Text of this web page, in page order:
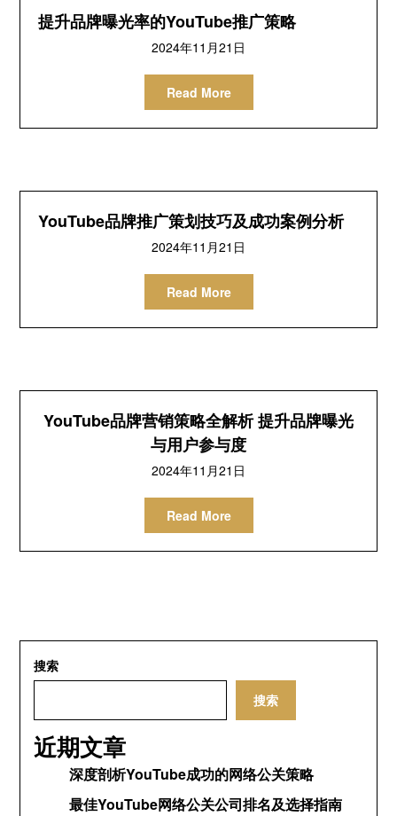
提升品牌曝光率的YouTube推广策略
2024年11月21日
Read More
YouTube品牌推广策划技巧及成功案例分析
2024年11月21日
Read More
YouTube品牌营销策略全解析 提升品牌曝光
与用户参与度
2024年11月21日
Read More
搜索
搜索
近期文章
深度剖析YouTube成功的网络公关策略
最佳YouTube网络公关公司排名及选择指南